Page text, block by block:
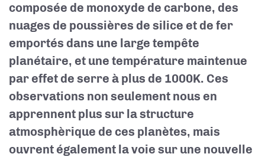
composée de monoxyde de carbone, des
nuages de poussières de silice et de fer
emportés dans une large tempête
planétaire, et une température maintenue
par effet de serre à plus de 1000K. Ces
observations non seulement nous en
apprennent plus sur la structure
atmosphèrique de ces planètes, mais
ouvrent également la voie sur une nouvelle